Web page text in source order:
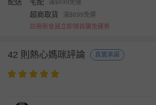
滿$699免運
超商取貨
滿$699免運
註冊新會員立即領首購免運券
42 則熱心媽咪評論 真實承諾